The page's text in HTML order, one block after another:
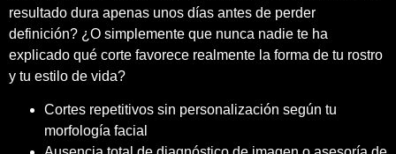
resultado dura apenas unos días antes de perder
definición? ¿O simplemente que nunca nadie te ha
explicado qué corte favorece realmente la forma de tu rostro
y tu estilo de vida?
Cortes repetitivos sin personalización según tu
morfología facial